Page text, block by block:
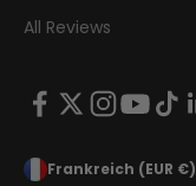
All Reviews
Frankreich (EUR €)